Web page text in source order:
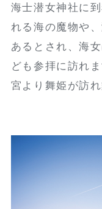
海士潜女神社に
れる海の魔物や
あるとされ、海
ども参拝に訪れ
宮より舞姫が訪